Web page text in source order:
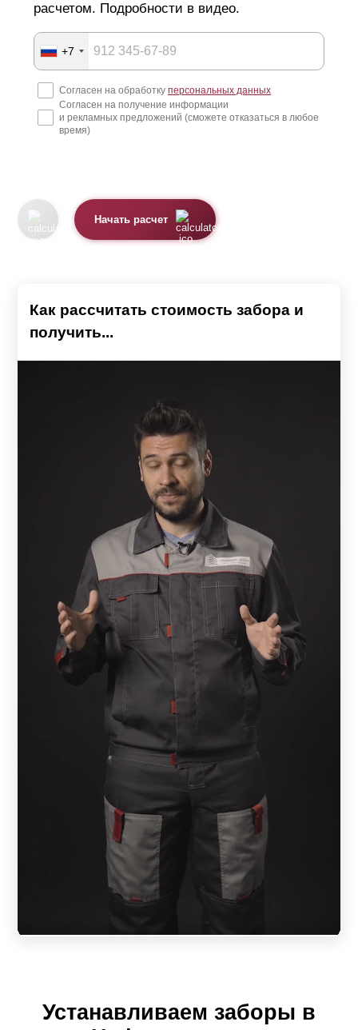
расчетом. Подробности в видео.
+7
Согласен на обработку персональных данных
Согласен на получение информации
и рекламных предложений (сможете отказаться в любое
время)
Начать расчет
Как рассчитать стоимость забора и
получить...
Устанавливаем заборы в